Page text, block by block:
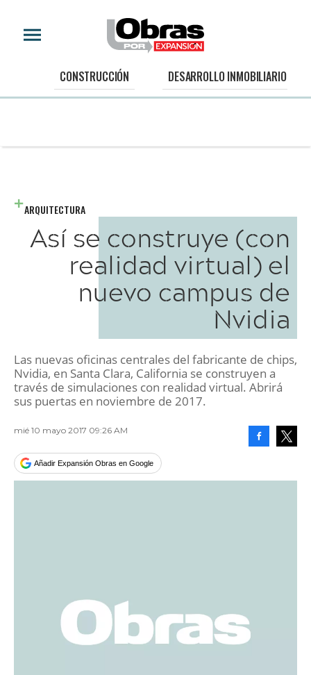
CONSTRUCCIÓN DESARROLLO INMOBILIARIO
ARQUITECTURA
Así se construye (con
realidad virtual) el
nuevo campus de
Nvidia
Las nuevas oficinas centrales del fabricante de chips,
Nvidia, en Santa Clara, California se construyen a
través de simulaciones con realidad virtual. Abrirá
sus puertas en noviembre de 2017.
mié 10 mayo 2017 09:26 AM
Añadir Expansión Obras en Google